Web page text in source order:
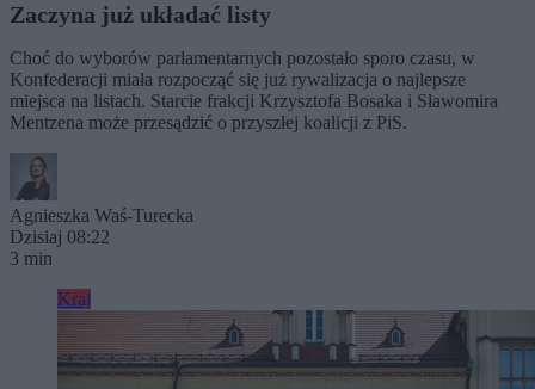
Zaczyna już układać listy
Choć do wyborów parlamentarnych pozostało sporo czasu, w
Konfederacji miała rozpocząć się już rywalizacja o najlepsze
miejsca na listach. Starcie frakcji Krzysztofa Bosaka i Sławomira
Mentzena może przesądzić o przyszłej koalicji z PiS.
Agnieszka Waś-Turecka
Dzisiaj 08:22
3 min
Kraj